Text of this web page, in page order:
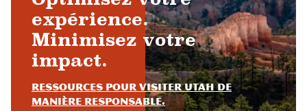
expérience.
Minimisez votre
impact.
Ressources pour visiter Utah de
manière responsable.